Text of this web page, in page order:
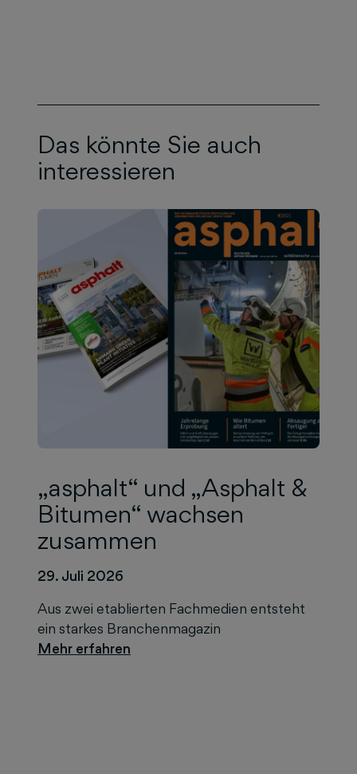
Das könnte Sie auch
interessieren
„asphalt“ und „Asphalt &
Bitumen“ wachsen
zusammen
29. Juli 2026
Aus zwei etablierten Fachmedien entsteht
ein starkes Branchenmagazin